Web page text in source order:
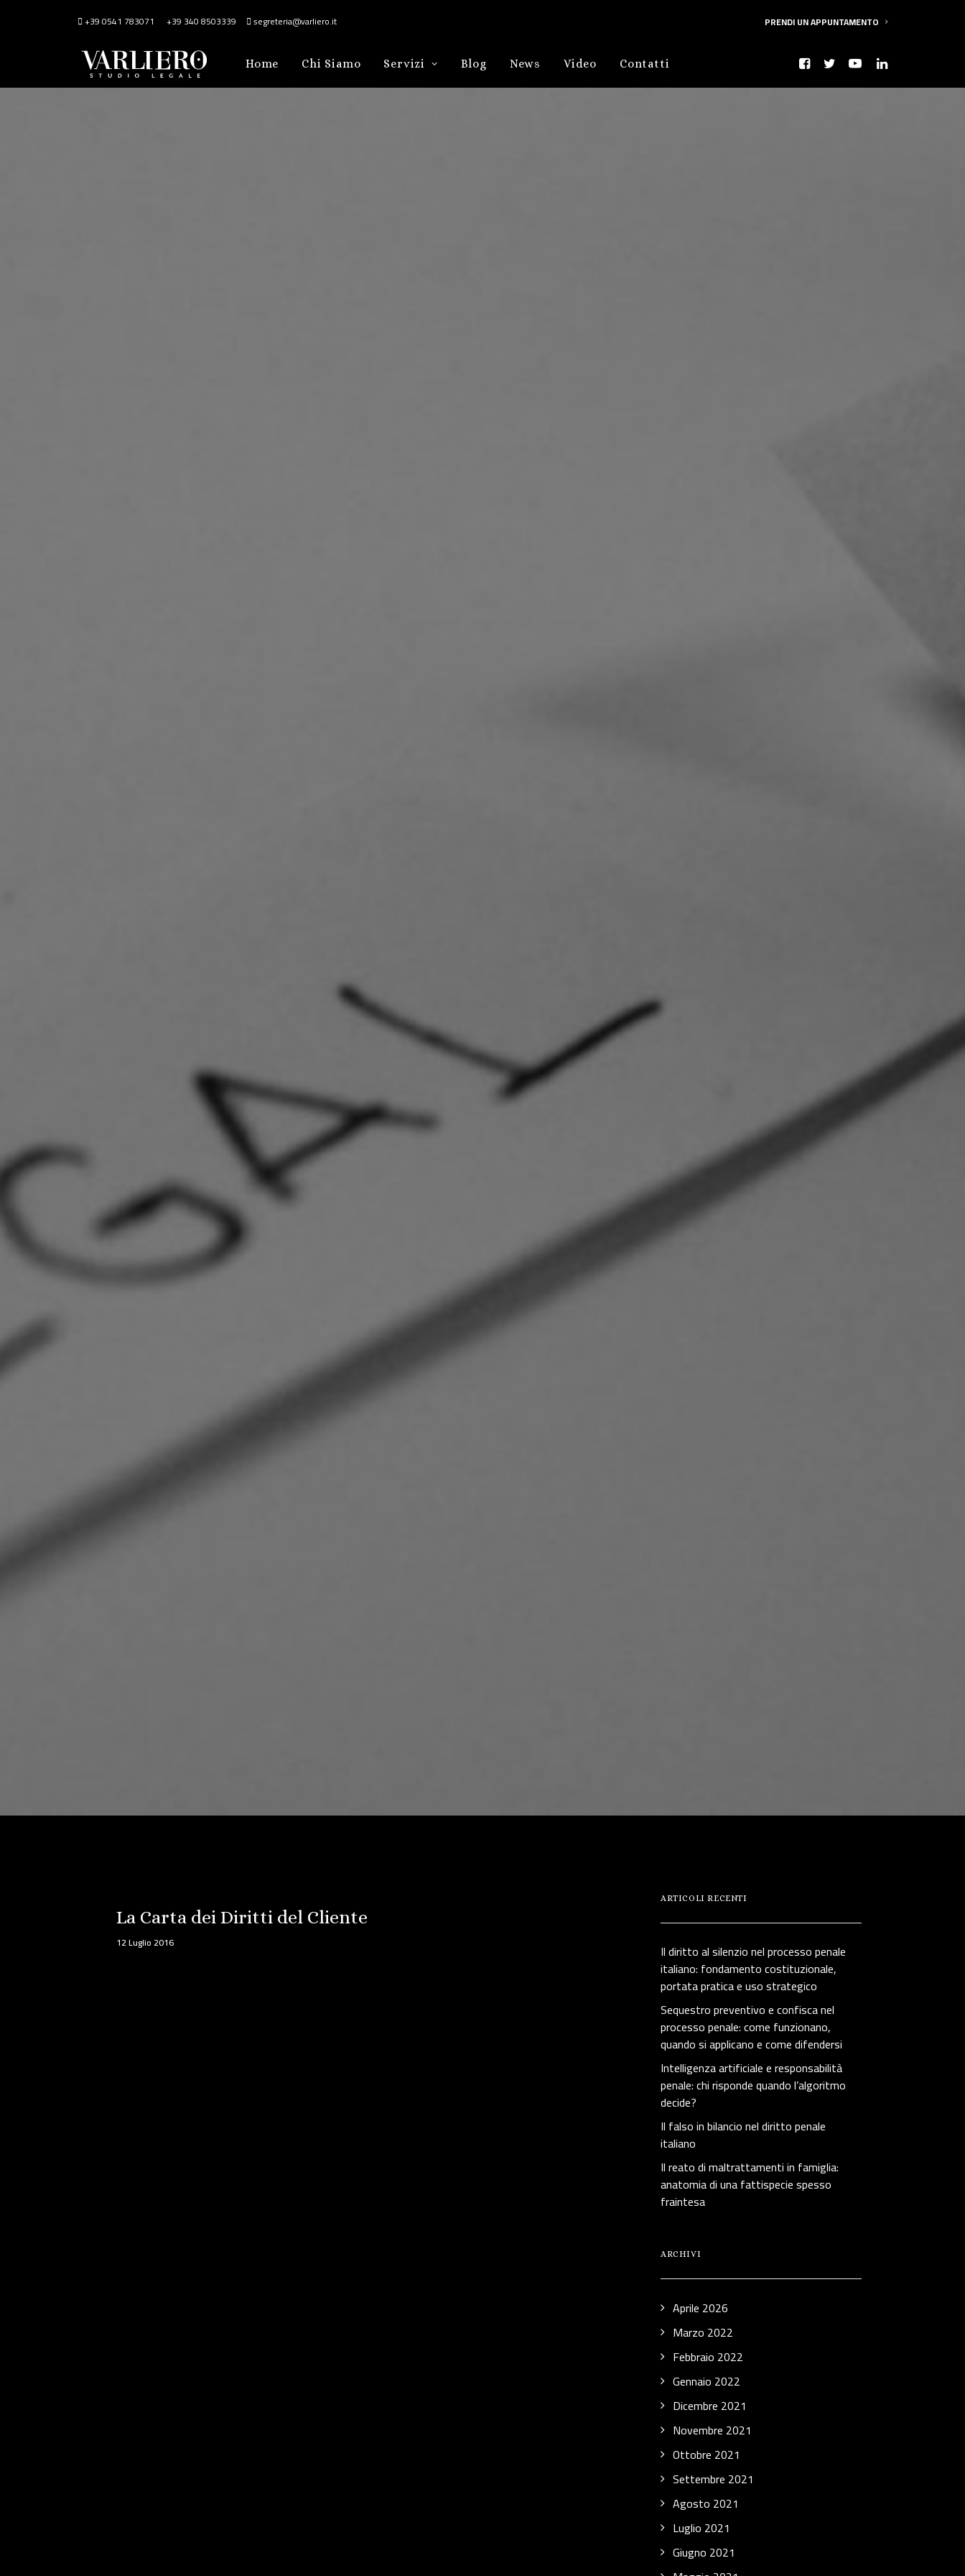
+39 0541 783071 +39 340 8503339 segreteria@varliero.it PRENDI UN APPUNTAMENTO
Home Chi Siamo Servizi Blog News Video Contatti
La Carta dei Diritti del Cliente
12 Luglio 2016
ARTICOLI RECENTI
Il diritto al silenzio nel processo penale
italiano: fondamento costituzionale,
portata pratica e uso strategico
Sequestro preventivo e confisca nel
processo penale: come funzionano,
quando si applicano e come difendersi
Intelligenza artificiale e responsabilità
penale: chi risponde quando l’algoritmo
decide?
Il falso in bilancio nel diritto penale
italiano
Il reato di maltrattamenti in famiglia:
anatomia di una fattispecie spesso
fraintesa
ARCHIVI
Aprile 2026
Marzo 2022
Febbraio 2022
Gennaio 2022
Dicembre 2021
Novembre 2021
Ottobre 2021
Settembre 2021
Agosto 2021
Luglio 2021
Giugno 2021